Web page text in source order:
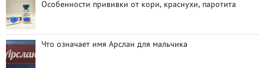
Особенности прививки от кори, краснухи, паротита
Что означает имя Арслан для мальчика